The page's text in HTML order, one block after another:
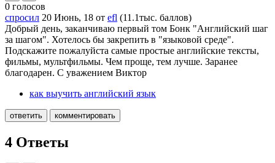
0 голосов
спросил 20 Июнь, 18 от efl (11.1тыс. баллов)
Добрый день, заканчиваю первый том Бонк "Английский шаг
за шагом". Хотелось бы закрепить в "языковой среде".
Подскажите пожалуйста самые простые английские тексты,
фильмы, мультфильмы. Чем проще, тем лучше. Заранее
благодарен. С уважением Виктор
как выучить английский язык
4 Ответы